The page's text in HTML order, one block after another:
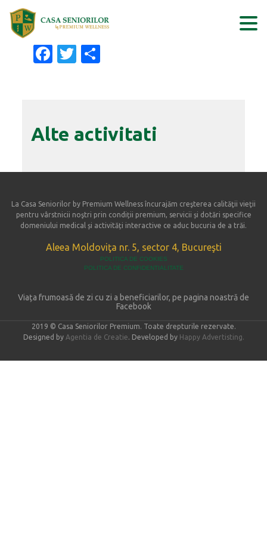
Skip
Facebook
Twitter
Alte activitati
La Casa Seniorilor by Premium Wellness încurajăm creşterea calităţii vieţii
pentru vârstnicii noştri prin condiții premium, servicii și dotări specifice
domeniului medical și activități interactive ce aduc bucuria de a trăi.
Aleea Moldoviţa nr. 5, sector 4, Bucureşti
POLITICA DE COOKIES
POLITICA DE CONFIDENTIALITATE
Viața frumoasă de zi cu zi a beneficiarilor, pe pagina noastră de
Facebook
2019 © Casa Seniorilor Premium. Toate drepturile rezervate.
Designed by Agentia de Creatie. Developed by Happy Advertisting.